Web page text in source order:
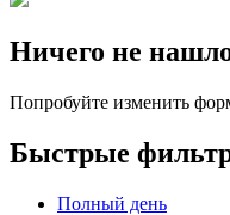
Ничего не
Попробуйте изменить
Быстрые
Полный день